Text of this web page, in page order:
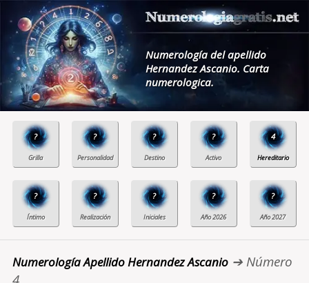
Numerología del apellido
Hernandez Ascanio. Carta
numerologica.
? ? ? ? 4
? ? ? ? ?
Numerología Apellido Hernandez Ascanio➔ Número